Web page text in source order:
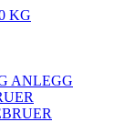
KG
ANLEGG